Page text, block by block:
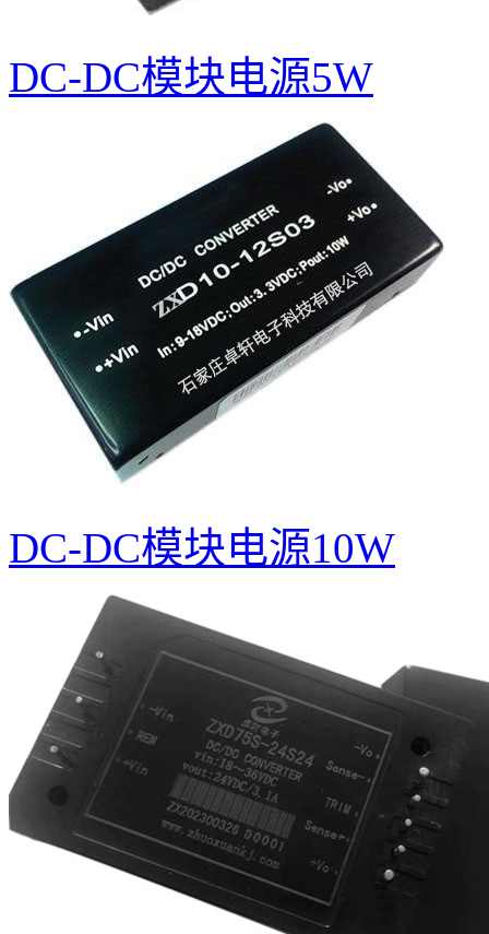
DC-DC模块电源5W
DC-DC模块电源10W